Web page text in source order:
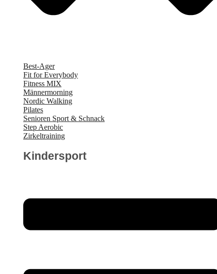
Best-Ager
Fit for Everybody
Fitness MIX
Männermorning
Nordic Walking
Pilates
Senioren Sport & Schnack
Step Aerobic
Zirkeltraining
Kindersport